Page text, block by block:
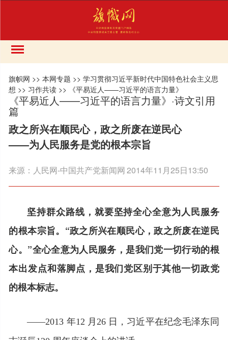
旗帜网 >>本网专题 >>学习贯彻习近平新时代中国特色社会主义思
想 >> 习作共读 >> 《平易近人——习近平的语言力量》
《平易近人——习近平的语言力量》·诗文引用
篇
政之所兴在顺民心，政之所废在逆民心
——为人民服务是党的根本宗旨
来源： 人民网-中国共产党新闻网2014年11月25日13:50
坚持群众路线，就要坚持全心全意为人民服务
的根本宗旨。“政之所兴在顺民心，政之所废在逆民
心。”全心全意为人民服务，是我们党一切行动的根
本出发点和落脚点，是我们党区别于其他一切政党
的根本标志。
——2013 年12 月26 日，习近平在纪念毛泽东同